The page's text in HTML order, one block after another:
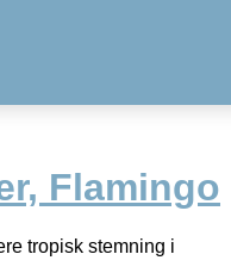
Flamingo
tropisk stemning i